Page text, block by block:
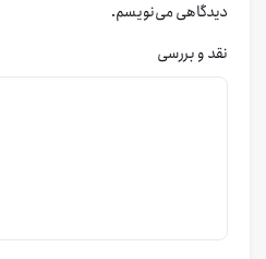
دیدگاهی می‌نویسم.
نقد و بررسی